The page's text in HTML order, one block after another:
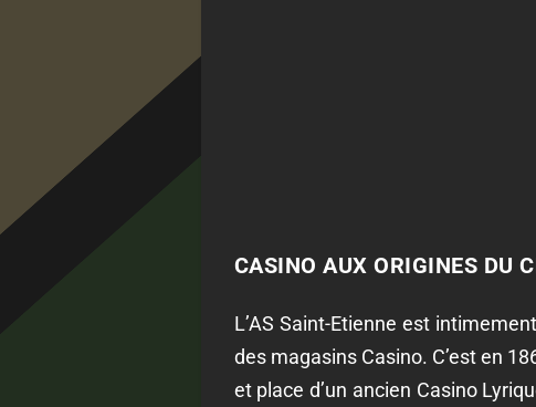
CASINO AUX ORIGINES DU
L’AS Saint-Etienne est
des magasins Casino. C’est en
et place d’un ancien Casino